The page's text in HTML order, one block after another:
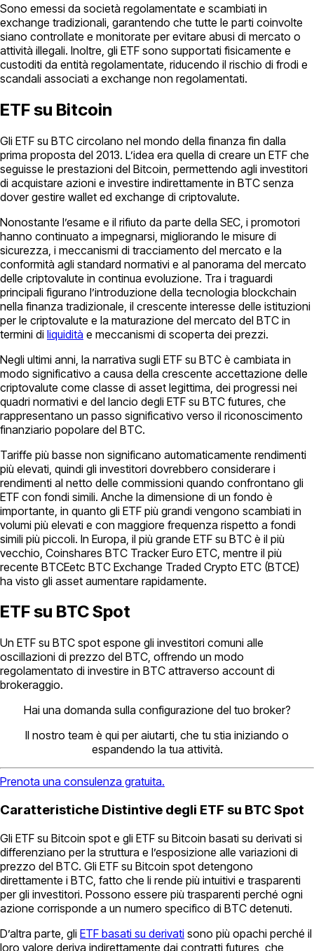
Sono emessi da società regolamentate e scambiati in
exchange tradizionali, garantendo che tutte le parti coinvolte
siano controllate e monitorate per evitare abusi di mercato o
attività illegali. Inoltre, gli ETF sono supportati fisicamente e
custoditi da entità regolamentate, riducendo il rischio di frodi e
scandali associati a exchange non regolamentati.
ETF su Bitcoin
Gli ETF su BTC circolano nel mondo della finanza fin dalla
prima proposta del 2013. L’idea era quella di creare un ETF che
seguisse le prestazioni del Bitcoin, permettendo agli investitori
di acquistare azioni e investire indirettamente in BTC senza
dover gestire wallet ed exchange di criptovalute.
Nonostante l’esame e il rifiuto da parte della SEC, i promotori
hanno continuato a impegnarsi, migliorando le misure di
sicurezza, i meccanismi di tracciamento del mercato e la
conformità agli standard normativi e al panorama del mercato
delle criptovalute in continua evoluzione. Tra i traguardi
principali figurano l’introduzione della tecnologia blockchain
nella finanza tradizionale, il crescente interesse delle istituzioni
per le criptovalute e la maturazione del mercato del BTC in
termini di liquidità e meccanismi di scoperta dei prezzi.
Negli ultimi anni, la narrativa sugli ETF su BTC è cambiata in
modo significativo a causa della crescente accettazione delle
criptovalute come classe di asset legittima, dei progressi nei
quadri normativi e del lancio degli ETF su BTC futures, che
rappresentano un passo significativo verso il riconoscimento
finanziario popolare del BTC.
Tariffe più basse non significano automaticamente rendimenti
più elevati, quindi gli investitori dovrebbero considerare i
rendimenti al netto delle commissioni quando confrontano gli
ETF con fondi simili. Anche la dimensione di un fondo è
importante, in quanto gli ETF più grandi vengono scambiati in
volumi più elevati e con maggiore frequenza rispetto a fondi
simili più piccoli. In Europa, il più grande ETF su BTC è il più
vecchio, Coinshares BTC Tracker Euro ETC, mentre il più
recente BTCEetc BTC Exchange Traded Crypto ETC (BTCE)
ha visto gli asset aumentare rapidamente.
ETF su BTC Spot
Un ETF su BTC spot espone gli investitori comuni alle
oscillazioni di prezzo del BTC, offrendo un modo
regolamentato di investire in BTC attraverso account di
brokeraggio.
Hai una domanda sulla configurazione del tuo broker?
Il nostro team è qui per aiutarti, che tu stia iniziando o
espandendo la tua attività.
Prenota una consulenza gratuita.
Caratteristiche Distintive degli ETF su BTC Spot
Gli ETF su Bitcoin spot e gli ETF su Bitcoin basati su derivati si
differenziano per la struttura e l’esposizione alle variazioni di
prezzo del BTC. Gli ETF su Bitcoin spot detengono
direttamente i BTC, fatto che li rende più intuitivi e trasparenti
per gli investitori. Possono essere più trasparenti perché ogni
azione corrisponde a un numero specifico di BTC detenuti.
D’altra parte, gli ETF basati su derivati sono più opachi perché il
loro valore deriva indirettamente dai contratti futures, che